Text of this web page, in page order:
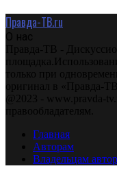
Правда-ТВ.ru
О нас
Правда-ТВ -
только при
оригинал в «Правда-
@2023 - www.pravda-
правообладателям.
Главная
Авторам
Владельцам